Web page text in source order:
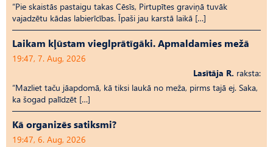
“Pie skaistās pastaigu takas Cēsīs, Pirtupītes graviņā tuvāk
vajadzētu kādas labierīcības. Īpaši jau karstā laikā […]
Laikam kļūstam vieglprātīgāki. Apmaldamies mežā
19:47, 7. Aug, 2026
Lasītāja R. raksta:
“Mazliet taču jāapdomā, kā tiksi laukā no meža, pirms tajā ej. Saka,
ka šogad palīdzēt […]
Kā organizēs satiksmi?
19:47, 6. Aug, 2026